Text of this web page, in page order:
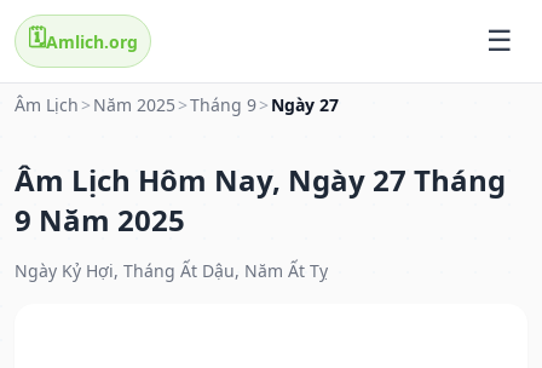
🗓️Amlich.org
Âm Lịch > Năm 2025 >Tháng 9> Ngày 27
Âm Lịch Hôm Nay, Ngày 27 Tháng
9 Năm 2025
Ngày Kỷ Hợi, Tháng Ất Dậu, Năm Ất Tỵ